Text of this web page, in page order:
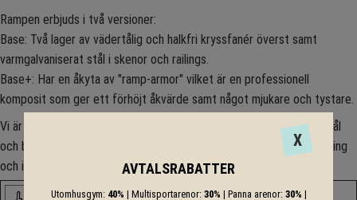
Rampen erbjuds i två versioner:
Base: Två lager av vädertålig och halkfri kryssfanér överst samt
varmgalvaniserat stål i skenor och railings.
Base+: Har en åkyta av "ramp-armor" vilket är en professionell
komposit som ger ett förhöjt åkvärde samt något mjukare och tystare.
Vi är flexibla och kan ta fram alternativ som passar just ert önskemål
och behov och vi kommer mer än gärna till Er för att utföra montering
och installation.
X
AVTALSRABATTER
Utomhusgym: 40% | Multisportarenor: 30% | Panna arenor: 30% |